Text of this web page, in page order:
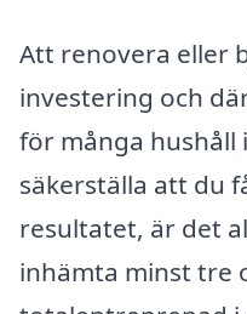
Att renovera eller
investering och
för många hushåll
säkerställa att du
resultatet, är det
inhämta minst tre